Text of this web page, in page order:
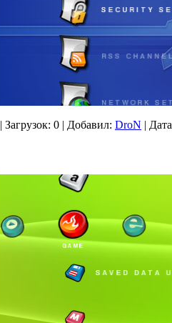
| Загрузок: 0 | Добавил: DroN |